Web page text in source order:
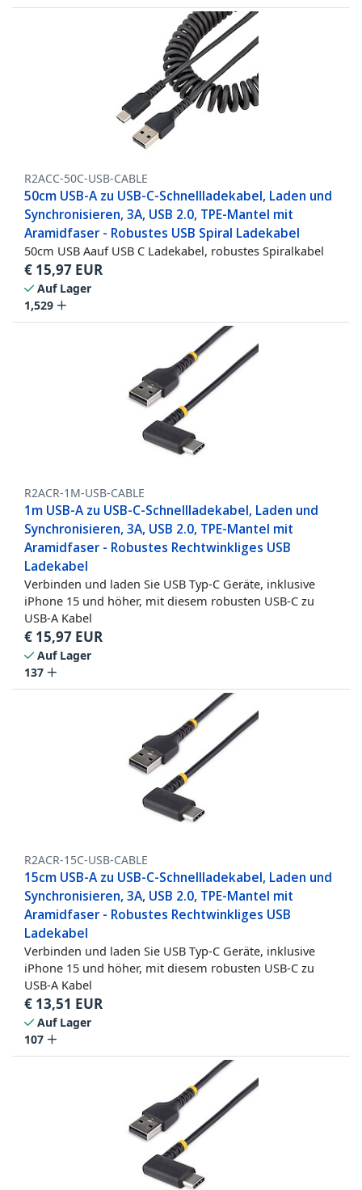
R2ACC-50C-USB-CABLE
50cm USB-A zu USB-C-Schnellladekabel, Laden und
Synchronisieren, 3A, USB 2.0, TPE-Mantel mit
Aramidfaser - Robustes USB Spiral Ladekabel
50cm USB Aauf USB C Ladekabel, robustes Spiralkabel
€ 15,97 EUR
Auf Lager
1,529
R2ACR-1M-USB-CABLE
1m USB-A zu USB-C-Schnellladekabel, Laden und
Synchronisieren, 3A, USB 2.0, TPE-Mantel mit
Aramidfaser - Robustes Rechtwinkliges USB
Ladekabel
Verbinden und laden Sie USB Typ-C Geräte, inklusive
iPhone 15 und höher, mit diesem robusten USB-C zu
USB-A Kabel
€ 15,97 EUR
Auf Lager
137
R2ACR-15C-USB-CABLE
15cm USB-A zu USB-C-Schnellladekabel, Laden und
Synchronisieren, 3A, USB 2.0, TPE-Mantel mit
Aramidfaser - Robustes Rechtwinkliges USB
Ladekabel
Verbinden und laden Sie USB Typ-C Geräte, inklusive
iPhone 15 und höher, mit diesem robusten USB-C zu
USB-A Kabel
€ 13,51 EUR
Auf Lager
107